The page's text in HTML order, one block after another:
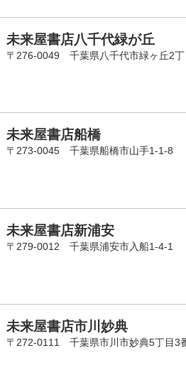
未来屋書店八千代緑が丘
〒276-0049 千葉県八千代市緑ヶ丘2丁
未来屋書店船橋
〒273-0045 千葉県船橋市山手1-1-8
未来屋書店新浦安
〒279-0012 千葉県浦安市入船1-4-1
未来屋書店市川妙典
〒272-0111 千葉県市川市妙典5丁目3